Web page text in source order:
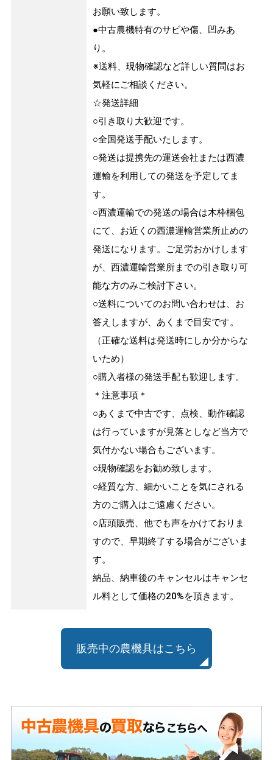
お願い致します。
●中古農機特有のサビや傷、凹みあ
り。
※送料、現物確認など詳しい質問はお
気軽にご相談ください。
☆発送詳細
○引き取り大歓迎です。
○全国発送手配いたします。
○発送は提携先の運送会社または西濃
運輸を利用しての発送を予定してま
す。
○西濃運輸での発送の場合は木枠梱包
にて、お近くの西濃運輸営業所止めの
発送になります。ご足労おかけします
が、西濃運輸営業所までの引き取り可
能な方のみご検討下さい。
○送料についてのお問い合わせは、お
答えしますが、あくまで目安です。
（正確な送料は発送時にしか分からな
いため）
○購入者様の発送手配も歓迎します。
＊注意事項＊
○あくまで中古です、点検、動作確認
は行っていますが見落としなど当方で
気付かない場合もございます。
○現物確認をお勧め致します。
○経質な方、細かいことを気にされる
方のご購入はご遠慮ください。
○店頭販売、他でも声をかけておりま
すので、早期終了する場合がございま
す。
納品、納車後のキャンセルはキャンセ
ル料として価格の20%を頂きます。
販売中の農機具はこちら